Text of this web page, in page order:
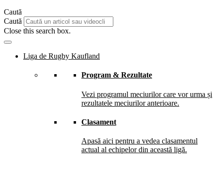
Caută
Caută
Close this search box.
Liga de Rugby Kaufland
Program & Rezultate
Vezi programul meciurilor care vor urma și
rezultatele meciurilor anterioare.
Clasament
Apasă aici pentru a vedea clasamentul
actual al echipelor din această ligă.